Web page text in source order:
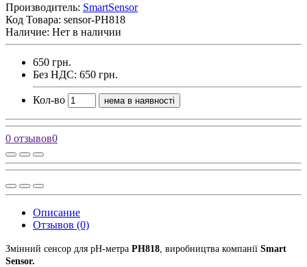
Производитель: SmartSensor
Код Товара: sensor-PH818
Наличие: Нет в наличии
650 грн.
Без НДС: 650 грн.
Кол-во нема в наявності
0 отзывов0
Описание
Отзывов (0)
Змінний сенсор для pH-метра PH818 , виробництва компанії Smart
Sensor.